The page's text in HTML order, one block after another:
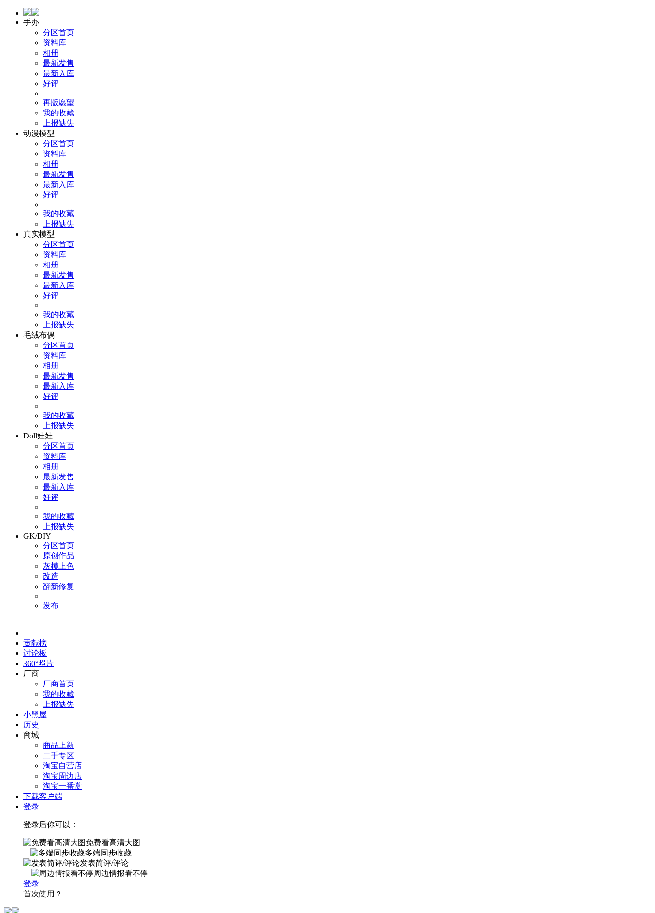
手办
分区首页
资料库
相册
最新发售
最新入库
好评
再版愿望
我的收藏
上报缺失
动漫模型
分区首页
资料库
相册
最新发售
最新入库
好评
我的收藏
上报缺失
真实模型
分区首页
资料库
相册
最新发售
最新入库
好评
我的收藏
上报缺失
毛绒布偶
分区首页
资料库
相册
最新发售
最新入库
好评
我的收藏
上报缺失
Doll娃娃
分区首页
资料库
相册
最新发售
最新入库
好评
我的收藏
上报缺失
GK/DIY
分区首页
原创作品
灰模上色
改造
翻新修复
发布
贡献榜
讨论板
360°照片
厂商
厂商首页
我的收藏
上报缺失
小黑屋
历史
商城
商品上新
二手专区
淘宝自营店
淘宝周边店
淘宝一番赏
下载客户端
登录
登录后你可以：
免费看高清大图
多端同步收藏
发表简评/评论
周边情报看不停
登录
首次使用？